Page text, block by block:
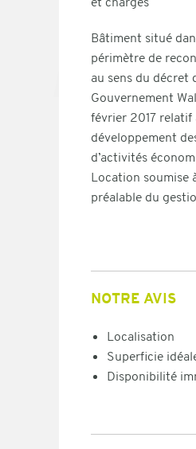
Bâtiment situé
périmètre de
au sens du décret
Gouvernement
février 2017 relatif
développement
d’activités
Location soumise
préalable du
NOTRE AVIS
Localisation
Superficie
Disponibilité